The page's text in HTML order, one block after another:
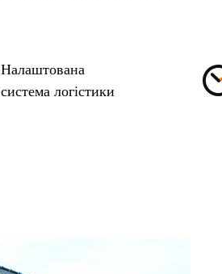
Налаштована
система логістики